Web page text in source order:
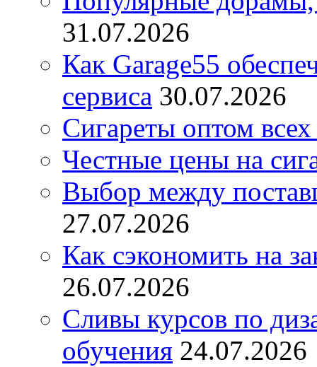
31.07.2026
Как Garage55
сервиса 30.07.2026
Сигареты оптом
Честные цены на
Выбор между
27.07.2026
Как сэкономить на
26.07.2026
Сливы курсов по
обучения 24.07.2026